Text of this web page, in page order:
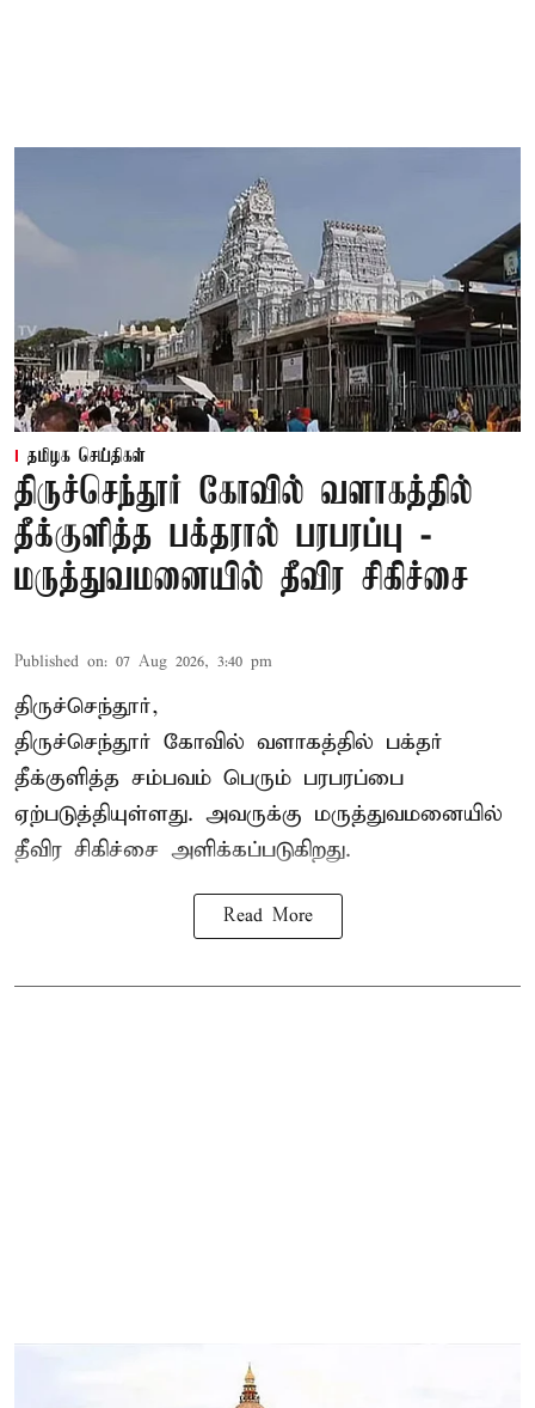
தமிழக செய்திகள்
திருச்செந்தூர் கோவில் வளாகத்தில்
தீக்குளித்த பக்தரால் பரபரப்பு -
மருத்துவமனையில் தீவிர சிகிச்சை
Published on: 07 Aug 2026, 3:40 pm
திருச்செந்தூர்,
திருச்செந்தூர் கோவில் வளாகத்தில் பக்தர்
தீக்குளித்த சம்பவம் பெரும் பரபரப்பை
ஏற்படுத்தியுள்ளது. அவருக்கு மருத்துவமனையில்
தீவிர சிகிச்சை அளிக்கப்படுகிறது.
Read More